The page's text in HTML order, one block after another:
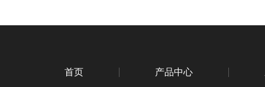
首页 产品中心